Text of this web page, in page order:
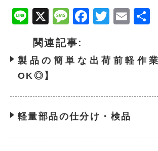
Line
X Message
Twitter
関連記事:
製品の簡単な出荷前軽作
OK◎】
軽量部品の仕分け・検品